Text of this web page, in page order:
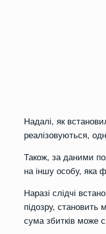
Надалі, як
реалізовуються,
Також, за даними
на іншу особу, яка
Наразі слідчі
підозру,
сума збитків може